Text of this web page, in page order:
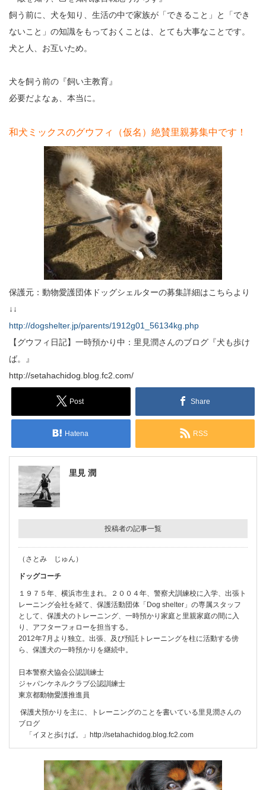
飼う前に、犬を知り、生活の中で家族が「できること」と「でき
ないこと」の知識をもっておくことは、とても大事なことです。
犬と人、お互いため。
犬を飼う前の『飼い主教育』
必要だよなぁ、本当に。
和犬ミックスのグウフィ（仮名）絶賛里親募集中です！
保護元：動物愛護団体ドッグシェルターの募集詳細はこちらより
↓↓
http://dogshelter.jp/parents/1912g01_56134kg.php
【グウフィ日記】一時預かり中：里見潤さんのブログ『犬も歩け
ば。』
http://setahachidog.blog.fc2.com/
Post Share
Hatena RSS
里見 潤
投稿者の記事一覧
（さとみ じゅん）
ドッグコーチ
１９７５年、横浜市生まれ。２００４年、警察犬訓練校に入学、出張ト
レーニング会社を経て、保護活動団体「Dog shelter」の専属スタッフ
として、保護犬のトレーニング、一時預かり家庭と里親家庭の間に入
り、アフターフォローを担当する。
2012年7月より独立。出張、及び預託トレーニングを柱に活動する傍
ら、保護犬の一時預かりを継続中。
日本警察犬協会公認訓練士
ジャパンケネルクラブ公認訓練士
東京都動物愛護推進員
保護犬預かりを主に、トレーニングのことを書いている里見潤さんの
ブログ
「イヌと歩けば。」 http://setahachidog.blog.fc2.com